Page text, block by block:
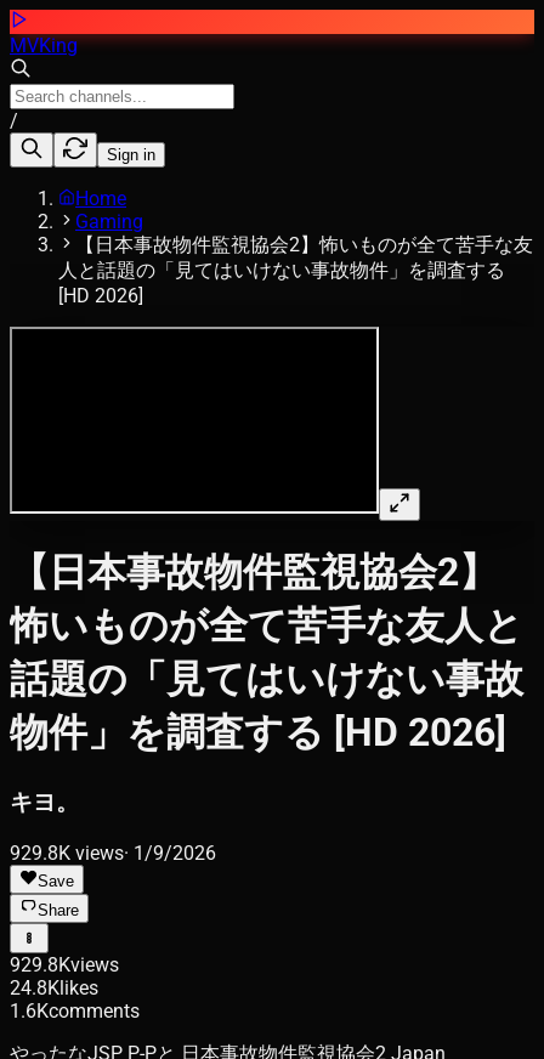
MVKing
/
Sign in
Home
Gaming
【日本事故物件監視協会2】怖いものが全て苦手な友
人と話題の「見てはいけない事故物件」を調査する
[HD 2026]
【日本事故物件監視協会2】
怖いものが全て苦手な友人と
話題の「見てはいけない事故
物件」を調査する [HD 2026]
キヨ。
929.8K views· 1/9/2026
Save
Share
929.8Kviews
24.8Klikes
1.6Kcomments
やったなJSP P-Pと 日本事故物件監視協会2 Japan